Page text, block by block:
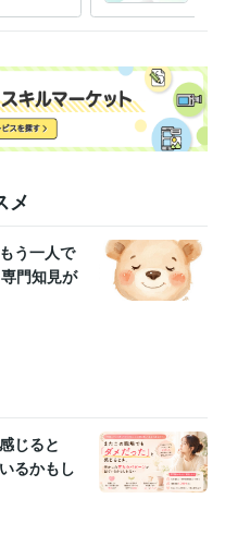
freee:2年SAP:2年
年Salesforce:3年
年Canva:3年Vyond:3年
歴書・履歴書の作成サポート
に必須の模擬面接！
コーチン
手伝
メ
う一人で
門知見が
じると
るかもし